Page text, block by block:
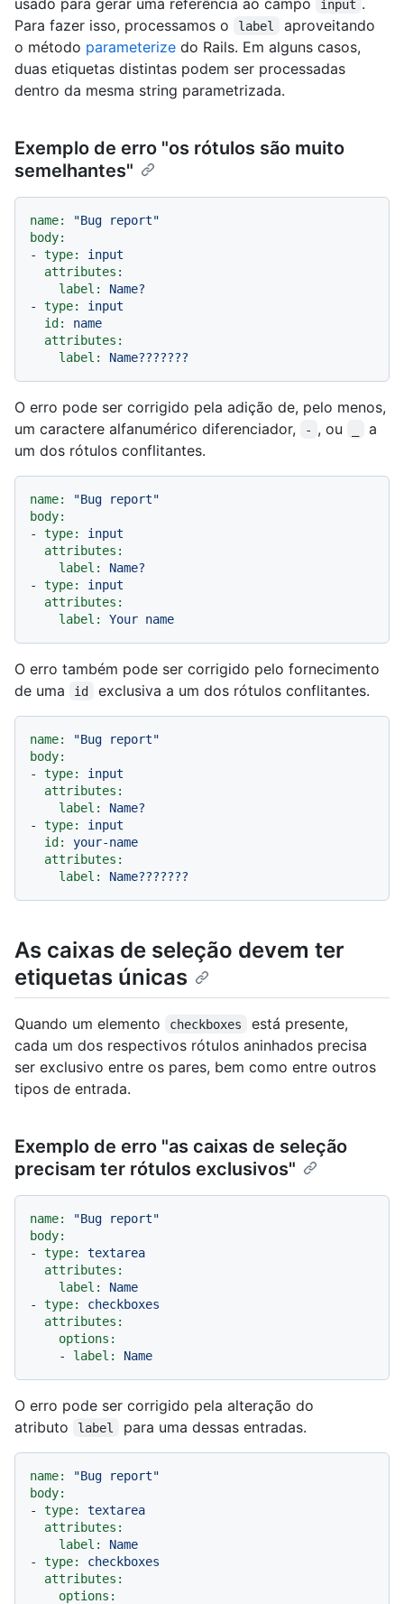
input
Para fazer isso, processamos o
label
aproveitando
o método parameterize do Rails. Em alguns casos,
duas etiquetas distintas podem ser processadas
dentro da mesma string parametrizada.
Exemplo de erro "os rótulos são muito
semelhantes"
name:
"Bug report"
body:
-
type:
input
attributes:
label:
Name?
-
type:
input
id:
name
attributes:
label:
Name???????
O erro pode ser corrigido pela adição de, pelo menos,
um caractere alfanumérico diferenciador,
- , ou
a
um dos rótulos conflitantes.
name:
"Bug report"
body:
-
type:
input
attributes:
label:
Name?
-
type:
input
attributes:
label:
Your name
O erro também pode ser corrigido pelo fornecimento
de uma
id exclusiva a um dos rótulos conflitantes.
name:
"Bug report"
body:
-
type:
input
attributes:
label:
Name?
-
type:
input
id:
your-name
attributes:
label:
Name???????
As caixas de seleção devem ter
etiquetas únicas
Quando um elemento checkboxes
está presente,
cada um dos respectivos rótulos aninhados precisa
ser exclusivo entre os pares, bem como entre outros
tipos de entrada.
Exemplo de erro "as caixas de seleção
precisam ter rótulos exclusivos"
name:
"Bug report"
body:
-
type:
textarea
attributes:
label:
Name
-
type:
checkboxes
attributes:
options:
-
label: Name
O erro pode ser corrigido pela alteração do
atributo
label para uma dessas entradas.
name:
"Bug report"
body:
-
type:
textarea
attributes:
label:
Name
-
type:
checkboxes
attributes:
options: